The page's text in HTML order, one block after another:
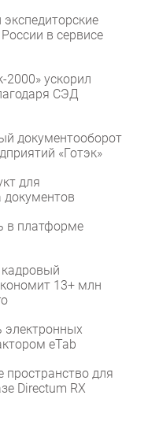
в сервисе
2000» ускорил
СЭД
документооборот
«Готэк»
для
документов
в платформе
кадровый
13+ млн
электронных
eTab
пространство для
Directum RX